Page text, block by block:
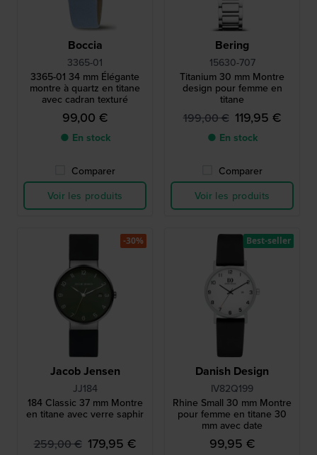
Boccia
3365-01
3365-01 34 mm Élégante
montre à quartz en titane
avec cadran texturé
99,00 €
● En stock
Comparer
Voir les produits
Bering
15630-707
Titanium 30 mm Montre
design pour femme en
titane
199,00 € 119,95 €
● En stock
Comparer
Voir les produits
Jacob Jensen
JJ184
184 Classic 37 mm Montre
en titane avec verre saphir
259,00 € 179,95 €
-30%
Danish Design
IV82Q199
Rhine Small 30 mm Montre
pour femme en titane 30
mm avec date
99,95 €
Best-seller